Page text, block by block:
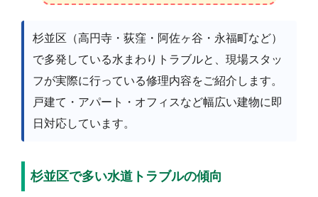
杉並区（高円寺・荻窪・阿佐ヶ谷・永福町など）
で多発している水まわりトラブルと、現場スタッ
フが実際に行っている修理内容をご紹介します。
戸建て・アパート・オフィスなど幅広い建物に即
日対応しています。
杉並区で多い水道トラブルの傾向